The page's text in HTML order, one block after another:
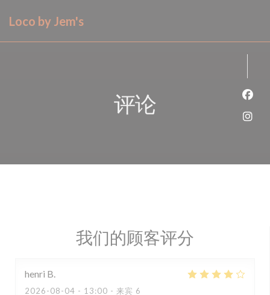
Loco by Jem's
评论
我们的顾客评分
henri B
2026-08-04 - 13:00 - 来宾 6